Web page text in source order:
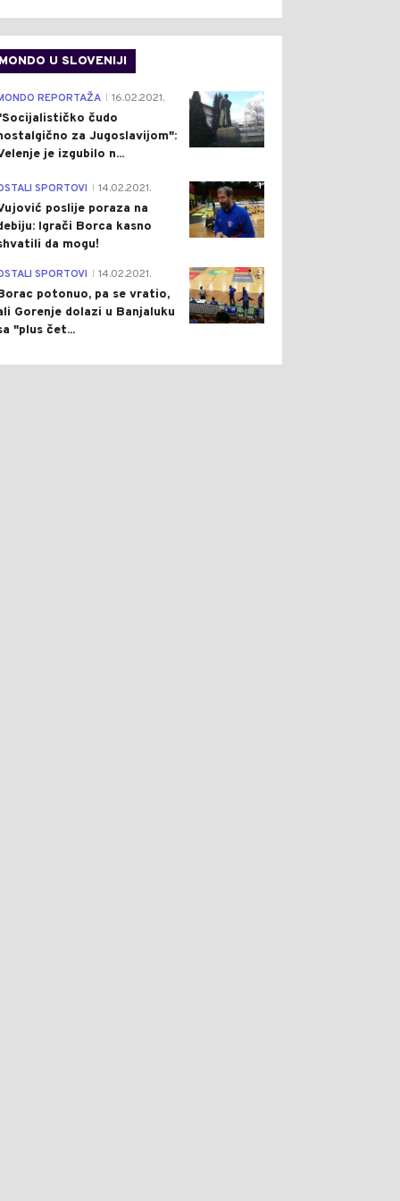
MONDO U SLOVENIJI
4
REPORTAŽA 16.02.2021.
čudo
za Jugoslavijom":
je izgubilo n...
1
SPORTOVI 14.02.2021.
poslije poraza na
Igrači Borca kasno
da mogu!
3
SPORTOVI 14.02.2021.
potonuo, pa se vratio,
Gorenje dolazi u Banjaluku
"plus čet...